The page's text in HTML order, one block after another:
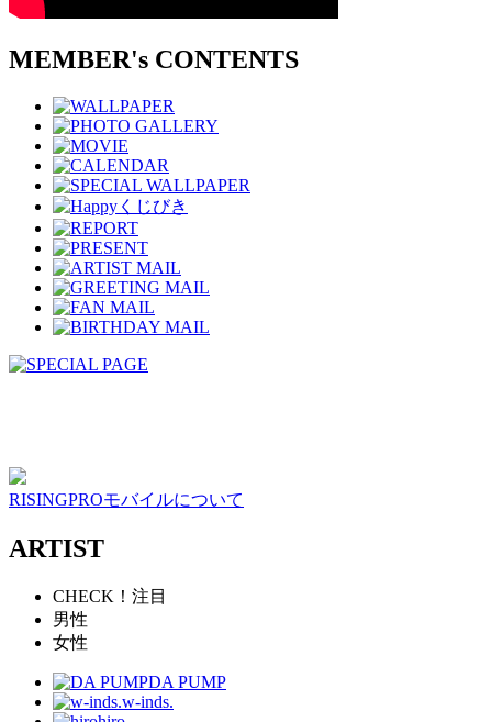
MEMBER's CONTENTS
RISINGPROモバイルについて
ARTIST
CHECK！注目
男性
女性
DA PUMP
w-inds.